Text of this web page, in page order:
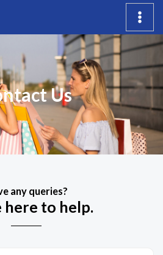
Us
any queries?
here to help.​